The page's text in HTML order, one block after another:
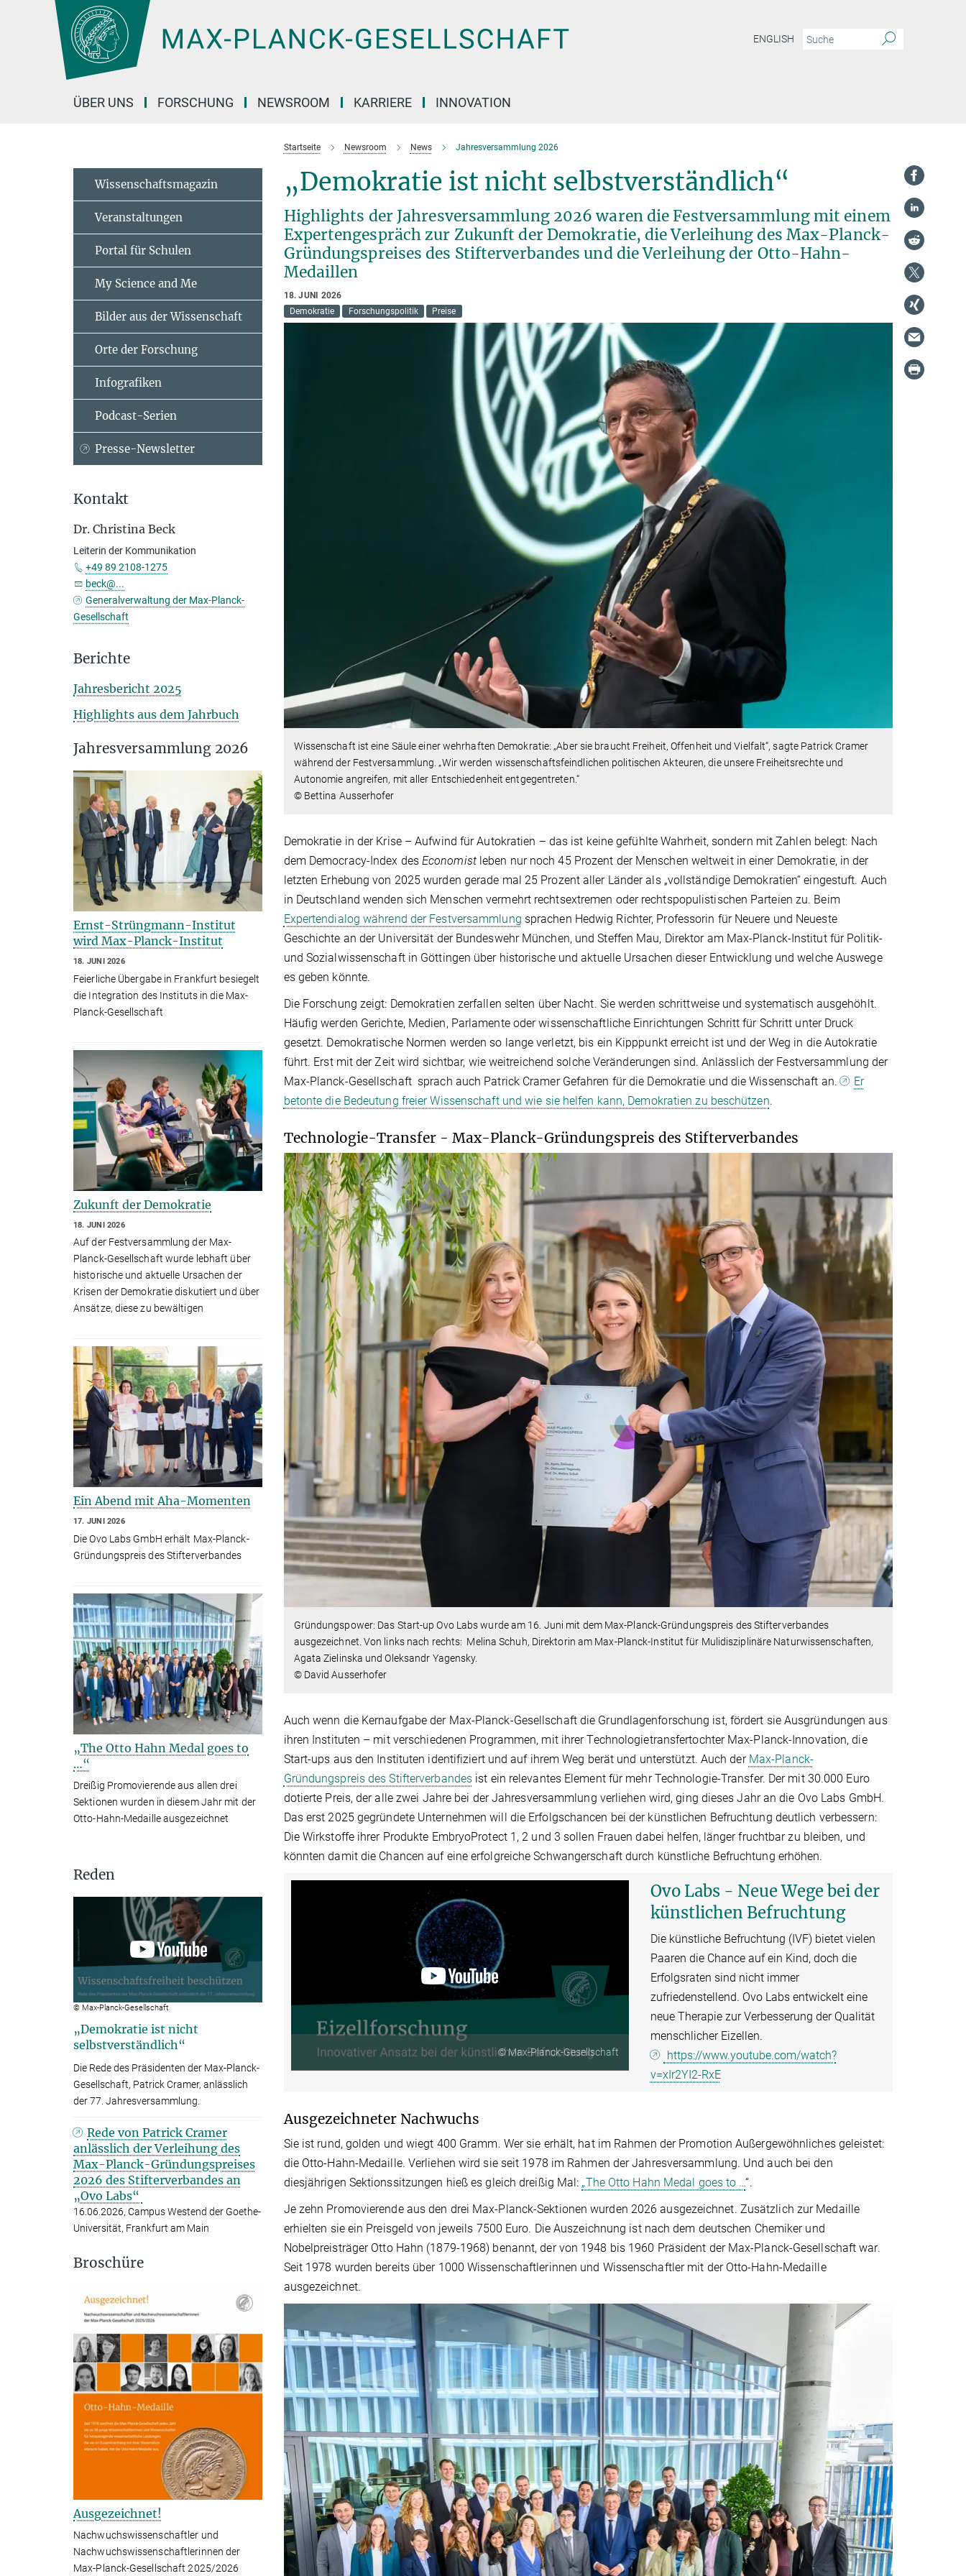
Hauptinhalt
ENGLISH
ÜBER UNS FORSCHUNG NEWSROOM KARRIERE INNOVATION
Startseite Newsroom News Jahresversammlung 2026
„Demokratie ist nicht selbstverständlich“
Highlights der Jahresversammlung 2026 waren die Festversammlung mit einem
Expertengespräch zur Zukunft der Demokratie, die Verleihung des Max-Planck-
Gründungspreises des Stifterverbandes und die Verleihung der Otto-Hahn-
Medaillen
18. JUNI 2026
Demokratie
Forschungspolitik Preise
Wissenschaft ist eine Säule einer wehrhaften Demokratie: „Aber sie braucht Freiheit, Offenheit und Vielfalt“, sagte Patrick Cramer
während der Festversammlung. „Wir werden wissenschaftsfeindlichen politischen Akteuren, die unsere Freiheitsrechte und
Autonomie angreifen, mit aller Entschiedenheit entgegentreten.“
© Bettina Ausserhofer
Demokratie in der Krise – Aufwind für Autokratien – das ist keine gefühlte Wahrheit, sondern mit Zahlen belegt: Nach
dem Democracy-Index des Economistleben nur noch 45 Prozent der Menschen weltweit in einer Demokratie, in der
letzten Erhebung von 2025 wurden gerade mal 25 Prozent aller Länder als „vollständige Demokratien“ eingestuft. Auch
in Deutschland wenden sich Menschen vermehrt rechtsextremen oder rechtspopulistischen Parteien zu. Beim
Expertendialog während der Festversammlung sprachen Hedwig Richter, Professorin für Neuere und Neueste
Geschichte an der Universität der Bundeswehr München, und Steffen Mau, Direktor am Max-Planck-Institut für Politik-
und Sozialwissenschaft in Göttingen über historische und aktuelle Ursachen dieser Entwicklung und welche Auswege
es geben könnte.
Die Forschung zeigt: Demokratien zerfallen selten über Nacht. Sie werden schrittweise und systematisch ausgehöhlt.
Häufig werden Gerichte, Medien, Parlamente oder wissenschaftliche Einrichtungen Schritt für Schritt unter Druck
gesetzt. Demokratische Normen werden so lange verletzt, bis ein Kipppunkt erreicht ist und der Weg in die Autokratie
führt. Erst mit der Zeit wird sichtbar, wie weitreichend solche Veränderungen sind. Anlässlich der Festversammlung der
Max-Planck-Gesellschaft sprach auch Patrick Cramer Gefahren für die Demokratie und die Wissenschaft an.
Er
betonte die Bedeutung freier Wissenschaft und wie sie helfen kann, Demokratien zu beschützen.
Technologie-Transfer - Max-Planck-Gründungspreis des Stifterverbandes
Gründungspower: Das Start-up Ovo Labs wurde am 16. Juni mit dem Max-Planck-Gründungspreis des Stifterverbandes
ausgezeichnet. Von links nach rechts: Melina Schuh, Direktorin am Max-Planck-Institut für Mulidisziplinäre Naturwissenschaften,
Agata Zielinska und Oleksandr Yagensky.
© David Ausserhofer
Auch wenn die Kernaufgabe der Max-Planck-Gesellschaft die Grundlagenforschung ist, fördert sie Ausgründungen aus
ihren Instituten – mit verschiedenen Programmen, mit ihrer Technologietransfertochter Max-Planck-Innovation, die
Start-ups aus den Instituten identifiziert und auf ihrem Weg berät und unterstützt. Auch der Max-Planck-
Gründungspreis des Stifterverbandes ist ein relevantes Element für mehr Technologie-Transfer. Der mit 30.000 Euro
dotierte Preis, der alle zwei Jahre bei der Jahresversammlung verliehen wird, ging dieses Jahr an die Ovo Labs GmbH.
Das erst 2025 gegründete Unternehmen will die Erfolgschancen bei der künstlichen Befruchtung deutlich verbessern:
Die Wirkstoffe ihrer Produkte EmbryoProtect 1, 2 und 3 sollen Frauen dabei helfen, länger fruchtbar zu bleiben, und
könnten damit die Chancen auf eine erfolgreiche Schwangerschaft durch künstliche Befruchtung erhöhen.
© Max-Planck-Gesellschaft
Ovo Labs - Neue Wege bei der
künstlichen Befruchtung
Die künstliche Befruchtung (IVF) bietet vielen
Paaren die Chance auf ein Kind, doch die
Erfolgsraten sind nicht immer
zufriedenstellend. Ovo Labs entwickelt eine
neue Therapie zur Verbesserung der Qualität
menschlicher Eizellen.
https://www.youtube.com/watch?
v=xIr2YI2-RxE
Ausgezeichneter Nachwuchs
Sie ist rund, golden und wiegt 400 Gramm. Wer sie erhält, hat im Rahmen der Promotion Außergewöhnliches geleistet:
die Otto-Hahn-Medaille. Verliehen wird sie seit 1978 im Rahmen der Jahresversammlung. Und auch bei den
diesjährigen Sektionssitzungen hieß es gleich dreißig Mal: „The Otto Hahn Medal goes to …“.
Je zehn Promovierende aus den drei Max-Planck-Sektionen wurden 2026 ausgezeichnet. Zusätzlich zur Medaille
erhielten sie ein Preisgeld von jeweils 7500 Euro. Die Auszeichnung ist nach dem deutschen Chemiker und
Nobelpreisträger Otto Hahn (1879-1968) benannt, der von 1948 bis 1960 Präsident der Max-Planck-Gesellschaft war.
Seit 1978 wurden bereits über 1000 Wissenschaftlerinnen und Wissenschaftler mit der Otto-Hahn-Medaille
ausgezeichnet.
Wissenschaftsmagazin
Veranstaltungen
Portal für Schulen
My Science and Me
Bilder aus der Wissenschaft
Orte der Forschung
Infografiken
Podcast-Serien
Presse-Newsletter
Kontakt
Dr. Christina Beck
Leiterin der Kommunikation
+49 89 2108-1275
beck@...
Generalverwaltung der Max-Planck-
Gesellschaft
Berichte
Jahresbericht 2025
Highlights aus dem Jahrbuch
Jahresversammlung 2026
Ernst-Strüngmann-Institut
wird Max-Planck-Institut
18. JUNI 2026
Feierliche Übergabe in Frankfurt besiegelt
die Integration des Instituts in die Max-
Planck-Gesellschaft
Zukunft der Demokratie
18. JUNI 2026
Auf der Festversammlung der Max-
Planck-Gesellschaft wurde lebhaft über
historische und aktuelle Ursachen der
Krisen der Demokratie diskutiert und über
Ansätze, diese zu bewältigen
Ein Abend mit Aha-Momenten
17. JUNI 2026
Die Ovo Labs GmbH erhält Max-Planck-
Gründungspreis des Stifterverbandes
„The Otto Hahn Medal goes to
…“
Dreißig Promovierende aus allen drei
Sektionen wurden in diesem Jahr mit der
Otto-Hahn-Medaille ausgezeichnet
Reden
© Max-Planck-Gesellschaft
„Demokratie ist nicht
selbstverständlich“
Die Rede des Präsidenten der Max-Planck-
Gesellschaft, Patrick Cramer, anlässlich
der 77. Jahresversammlung.
Rede von Patrick Cramer
anlässlich der Verleihung des
Max-Planck-Gründungspreises
2026 des Stifterverbandes an
„Ovo Labs“
16.06.2026, Campus Westend der Goethe-
Universität, Frankfurt am Main
Broschüre
Ausgezeichnet!
Nachwuchswissenschaftler und
Nachwuchswissenschaftlerinnen der
Max-Planck-Gesellschaft 2025/2026